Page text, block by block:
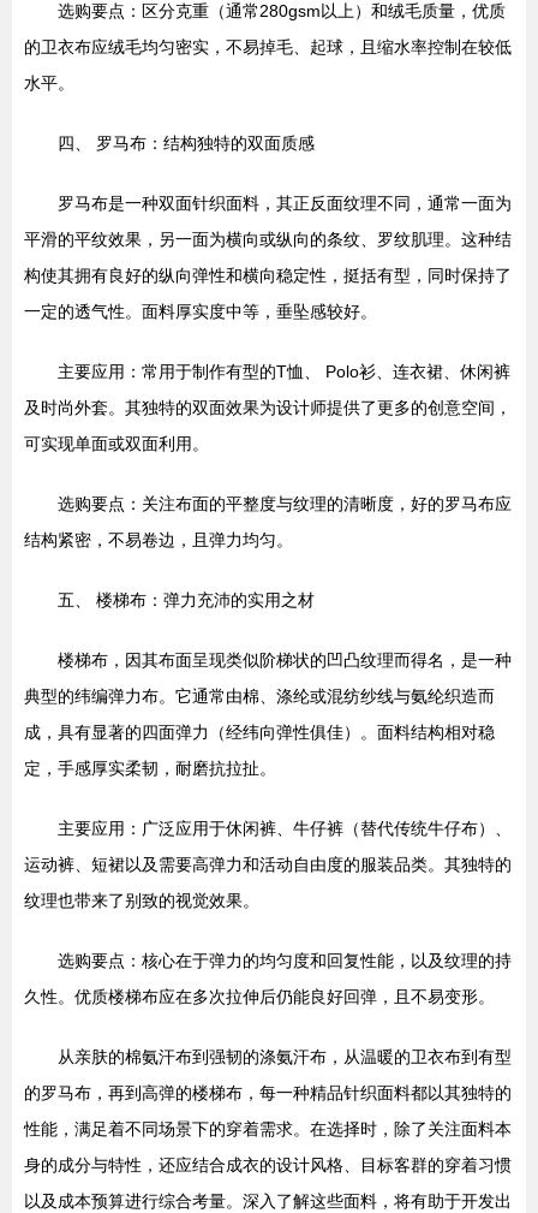
选购要点：区分克重（通常280gsm以上）和绒毛质量，优质
的卫衣布应绒毛均匀密实，不易掉毛、起球，且缩水率控制在较低
水平。
四、 罗马布：结构独特的双面质感
罗马布是一种双面针织面料，其正反面纹理不同，通常一面为
平滑的平纹效果，另一面为横向或纵向的条纹、罗纹肌理。这种结
构使其拥有良好的纵向弹性和横向稳定性，挺括有型，同时保持了
一定的透气性。面料厚实度中等，垂坠感较好。
主要应用：常用于制作有型的T恤、 Polo衫、连衣裙、休闲裤
及时尚外套。其独特的双面效果为设计师提供了更多的创意空间，
可实现单面或双面利用。
选购要点：关注布面的平整度与纹理的清晰度，好的罗马布应
结构紧密，不易卷边，且弹力均匀。
五、 楼梯布：弹力充沛的实用之材
楼梯布，因其布面呈现类似阶梯状的凹凸纹理而得名，是一种
典型的纬编弹力布。它通常由棉、涤纶或混纺纱线与氨纶织造而
成，具有显著的四面弹力（经纬向弹性俱佳）。面料结构相对稳
定，手感厚实柔韧，耐磨抗拉扯。
主要应用：广泛应用于休闲裤、牛仔裤（替代传统牛仔布）、
运动裤、短裙以及需要高弹力和活动自由度的服装品类。其独特的
纹理也带来了别致的视觉效果。
选购要点：核心在于弹力的均匀度和回复性能，以及纹理的持
久性。优质楼梯布应在多次拉伸后仍能良好回弹，且不易变形。
从亲肤的棉氨汗布到强韧的涤氨汗布，从温暖的卫衣布到有型
的罗马布，再到高弹的楼梯布，每一种精品针织面料都以其独特的
性能，满足着不同场景下的穿着需求。在选择时，除了关注面料本
身的成分与特性，还应结合成衣的设计风格、目标客群的穿着习惯
以及成本预算进行综合考量。深入了解这些面料，将有助于开发出